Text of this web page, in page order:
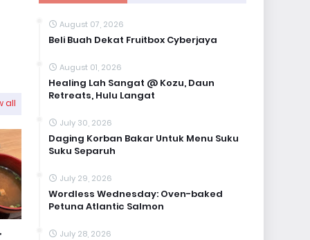
all
August 07, 2026
Beli Buah Dekat Fruitbox Cyberjaya
August 01, 2026
Healing Lah Sangat @ Kozu, Daun
Retreats, Hulu Langat
July 30, 2026
Daging Korban Bakar Untuk Menu Suku
Suku Separuh
July 29, 2026
Wordless Wednesday: Oven-baked
Petuna Atlantic Salmon
July 28, 2026